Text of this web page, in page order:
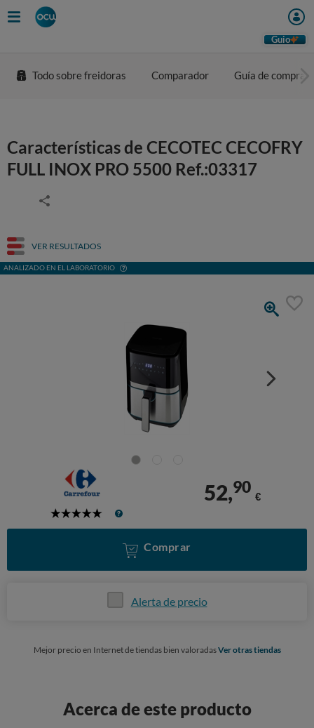
Guio
Todo sobre freidoras Comparador Guía de compra
Características de CECOTEC CECOFRY
FULL INOX PRO 5500 Ref.:03317
VER RESULTADOS
ANALIZADO EN EL LABORATORIO
5
52,90
€
Comprar
Alerta de precio
Mejor precio en Internet de tiendas bien valoradasVer otras tiendas
Acerca de este producto